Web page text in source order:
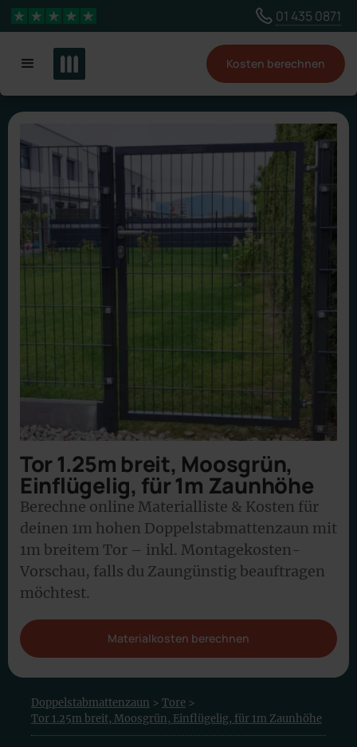
Wähle ein anderes Land, um Inhalte für deinen
Standort zu sehen
Land ändern
4,3 Sterne 01 435 0871
Kosten berechnen
Tor 1.25m breit, Moosgrün,
Einflügelig, für 1m Zaunhöhe
Berechne online Materialliste & Kosten für
deinen 1m hohen Doppelstabmattenzaun mit
1m breitem Tor – inkl. Montagekosten-
Vorschau, falls du Zaungünstig beauftragen
möchtest.
Materialkosten berechnen
Doppelstabmattenzaun > Tore >
Tor 1.25m breit, Moosgrün, Einflügelig, für 1m Zaunhöhe